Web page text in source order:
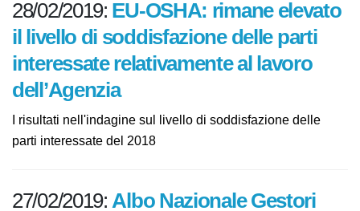
28/02/2019:EU-OSHA: rimane
elevato il livello di soddisfazione
delle parti interessate
relativamente al lavoro
dell’Agenzia
I risultati nell'indagine sul livello di soddisfazione delle